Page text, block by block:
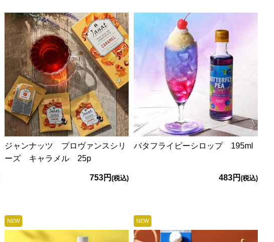
ジャンナッツ プロヴァンスシリ
ーズ キャラメル 25p
753円 (税込)
バタフライピーシロップ 195ml
483円 (税込)
NEW NEW